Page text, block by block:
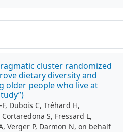
cluster randomized
dietary diversity and
older people who live at
Dubois C, Tréhard H,
S, Fressard L,
Verger P, Darmon N, on behalf